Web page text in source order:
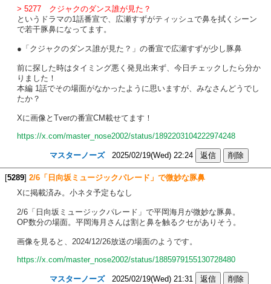
> 5277 クジャクのダンス誰が見た？
というドラマの1話番宣で、広瀬すずがティッシュで鼻を拭くシーン
で若干豚鼻になってます。
●「クジャクのダンス誰が見た？」の番宣で広瀬すずが少し豚鼻
前に探した時はタイミング悪く発見出来ず、今日チェックしたら分か
りました！
本編 1話でその場面がなかったように思いますが、みなさんどうでし
たか？
Xに画像とTverの番宣CM載せてます！
https://x.com/master_nose2002/status/1892203104222974248
マスターノーズ2025/02/19(Wed) 22:24
[5289] 2/6「日向坂ミュージックパレード」で微妙な豚鼻
Xに掲載済み。小ネタ予定もなし
2/6「日向坂ミュージックパレード」で平岡海月が微妙な豚鼻。
OP数分の場面。平岡海月さんは割と鼻を触るクセがありそう。
画像を見ると、2024/12/26放送の場面のようです。
https://x.com/master_nose2002/status/1885979155130728480
マスターノーズ2025/02/19(Wed) 21:31